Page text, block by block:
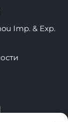
Imp. & Exp.